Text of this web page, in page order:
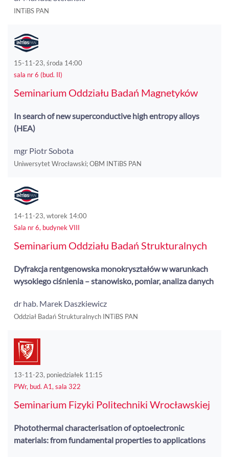
INTiBS PAN
15-11-23, środa 14:00
sala nr 6 (bud. II)
Seminarium Oddziału Badań Magnetyków
In search of new superconductive high entropy alloys
(HEA)
mgr Piotr Sobota
Uniwersytet Wrocławski; OBM INTiBS PAN
14-11-23, wtorek 14:00
Sala nr 6, budynek VIII
Seminarium Oddziału Badań Strukturalnych
Dyfrakcja rentgenowska monokryształów w warunkach
wysokiego ciśnienia – stanowisko, pomiar, analiza danych
dr hab. Marek Daszkiewicz
Oddział Badań Strukturalnych INTiBS PAN
13-11-23, poniedziałek 11:15
PWr, bud. A1, sala 322
Seminarium Fizyki Politechniki Wrocławskiej
Photothermal characterisation of optoelectronic
materials: from fundamental properties to applications